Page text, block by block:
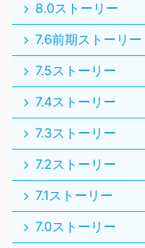
8.0ストーリー
7.6前期ストーリー
7.5ストーリー
7.4ストーリー
7.3ストーリー
7.2ストーリー
7.1ストーリー
7.0ストーリー